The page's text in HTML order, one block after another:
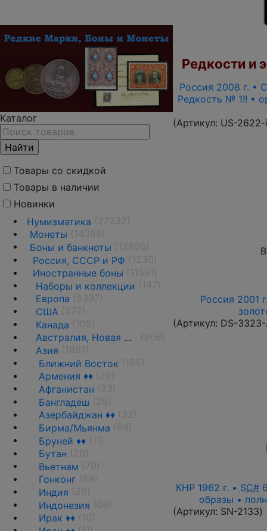
Каталог
Товары со скидкой
Товары в наличии
Новинки
Нумизматика
Монеты
Боны и банкноты
Россия, СССР и РФ
Иностранные боны
Наборы и коллекции
Европа
США
Канада
Австралия, Новая Зеландия и Океания
Азия
Ближний Восток
Армения ♦♦
Афганистан
Бангладеш
Азербайджан ♦♦
Бирма/Мьянма
Бруней ♦♦
Бутан
Вьетнам
Гонконг
Индия
Индонезия
Ирак ♦♦
Редкости и
Россия 2008 г. •
Редкость № 1!! •
(Артикул: US-
Россия 2001
(Артикул: DS-
КНР 1962 г. • SC#
образы •
(Артикул: SN-2133)